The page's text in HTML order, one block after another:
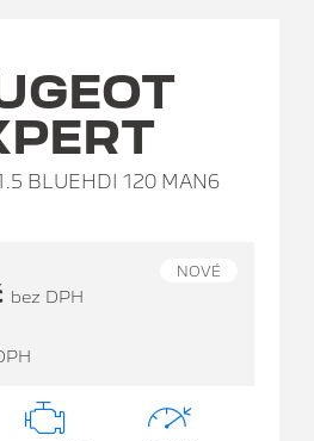
BLUEHDI 120 MAN6
bez DPH
NOVÉ